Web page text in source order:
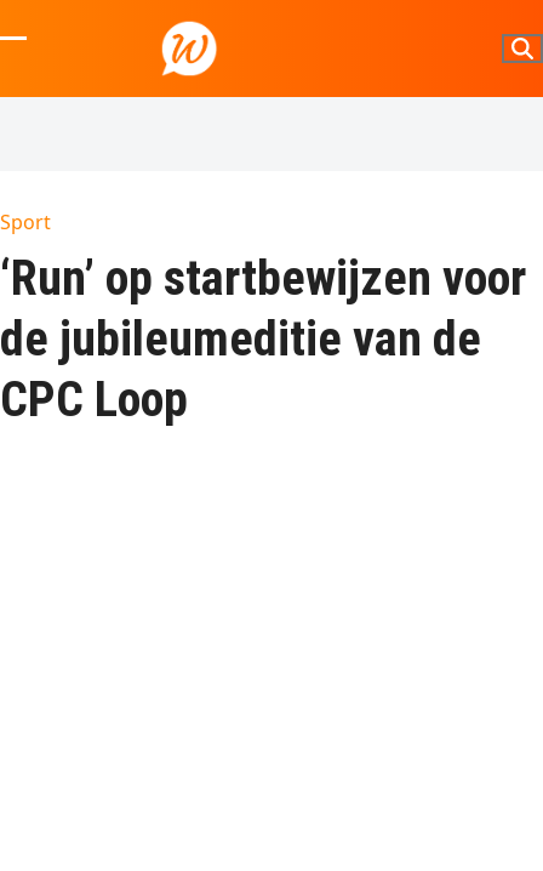
to
mobile
mobile
Sport
‘Run’ op startbewijzen voor
de jubileumeditie van de
CPC Loop